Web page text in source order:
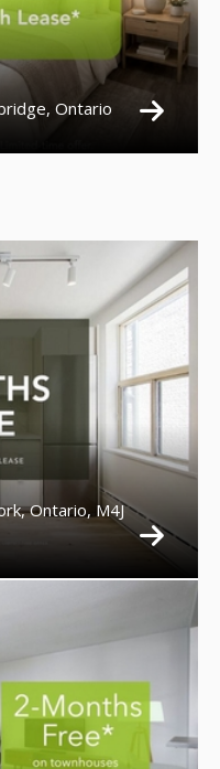
Ontario
Ontario, M4J